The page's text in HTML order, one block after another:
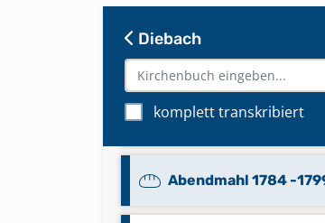
Diebach
komplett transkribiert
Abendmahl 1696 -
Abendmahl 1784 -